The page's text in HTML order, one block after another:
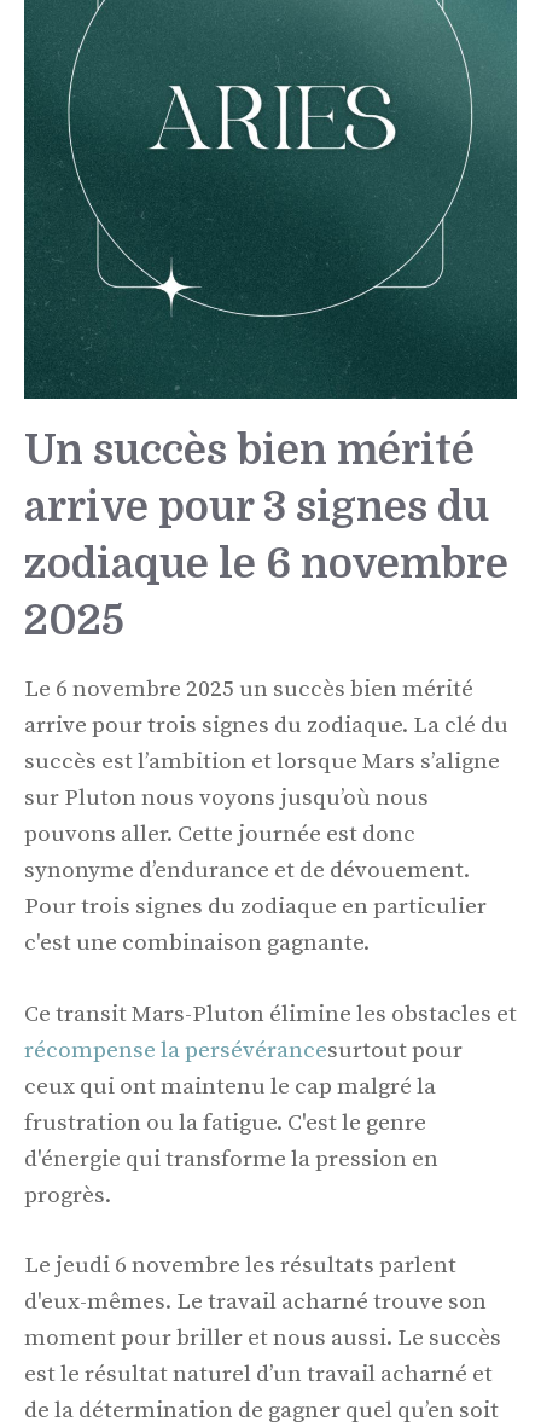
Un succès bien mérité
arrive pour 3 signes du
zodiaque le 6 novembre
2025
Le 6 novembre 2025 un succès bien mérité
arrive pour trois signes du zodiaque. La clé du
succès est l’ambition et lorsque Mars s’aligne
sur Pluton nous voyons jusqu’où nous
pouvons aller. Cette journée est donc
synonyme d’endurance et de dévouement.
Pour trois signes du zodiaque en particulier
c'est une combinaison gagnante.
Ce transit Mars-Pluton élimine les obstacles et
récompense la persévérancesurtout pour
ceux qui ont maintenu le cap malgré la
frustration ou la fatigue. C'est le genre
d'énergie qui transforme la pression en
progrès.
Le jeudi 6 novembre les résultats parlent
d'eux-mêmes. Le travail acharné trouve son
moment pour briller et nous aussi. Le succès
est le résultat naturel d’un travail acharné et
de la détermination de gagner quel qu’en soit